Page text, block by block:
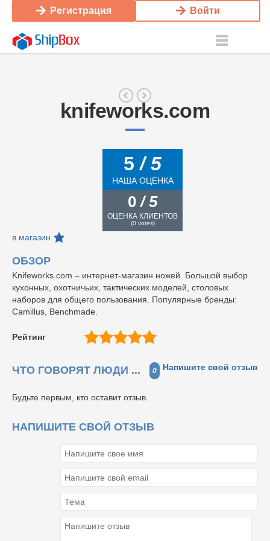
Регистрация Войти
knifeworks.com
5/ 5
НАША ОЦЕНКА
0 / 5
ОЦЕНКА КЛИЕНТОВ
(0votes)
в магазин
ОБЗОР
Knifeworks.com – интернет-магазин ножей. Большой выбор
кухонных, охотничьих, тактических моделей, столовых
наборов для общего пользования. Популярные бренды:
Camillus, Benchmade.
Рейтинг
ЧТО ГОВОРЯТ ЛЮДИ ... 0 Напишите свой отзыв
Будьте первым, кто оставит отзыв.
НАПИШИТЕ СВОЙ ОТЗЫВ